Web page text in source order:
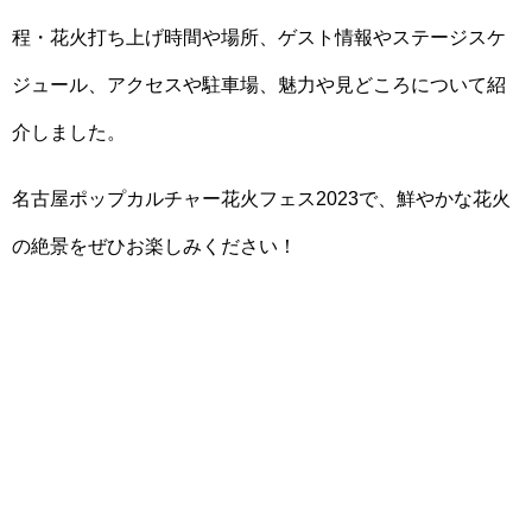
程・花火打ち上げ時間や場所、ゲスト情報やステージスケ
ジュール、アクセスや駐車場、魅力や見どころについて紹
介しました。
名古屋ポップカルチャー花火フェス2023で、鮮やかな花火
の絶景をぜひお楽しみください！